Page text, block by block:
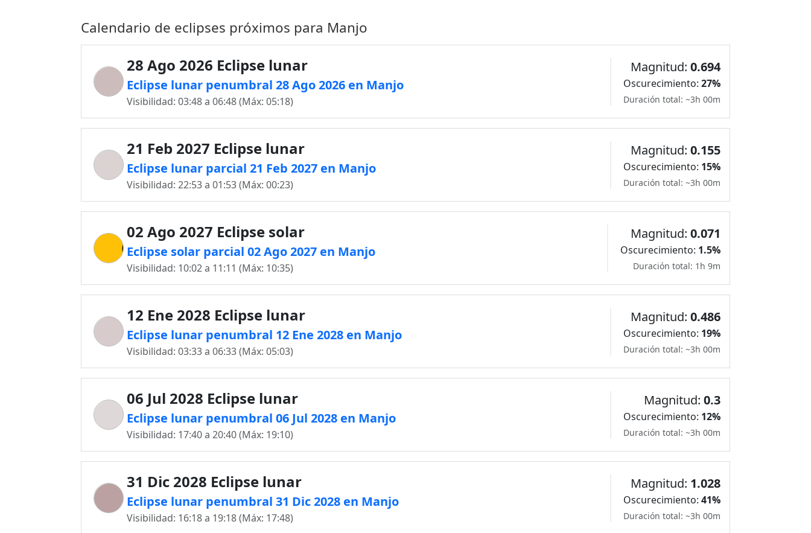
Calendario de eclipses próximos para Manjo
28 Ago 2026 Eclipse lunar
Eclipse lunar penumbral 28 Ago 2026 en Manjo
Visibilidad: 03:48 a 06:48 (Máx: 05:18)
Magnitud: 0.694
Oscurecimiento: 27%
Duración total: ~3h 00m
21 Feb 2027 Eclipse lunar
Eclipse lunar parcial 21 Feb 2027 en Manjo
Visibilidad: 22:53 a 01:53 (Máx: 00:23)
Magnitud: 0.155
Oscurecimiento: 15%
Duración total: ~3h 00m
02 Ago 2027 Eclipse solar
Eclipse solar parcial 02 Ago 2027 en Manjo
Visibilidad: 10:02 a 11:11 (Máx: 10:35)
Magnitud: 0.071
Oscurecimiento: 1.5%
Duración total: 1h 9m
12 Ene 2028 Eclipse lunar
Eclipse lunar penumbral 12 Ene 2028 en Manjo
Visibilidad: 03:33 a 06:33 (Máx: 05:03)
Magnitud: 0.486
Oscurecimiento: 19%
Duración total: ~3h 00m
06 Jul 2028 Eclipse lunar
Eclipse lunar penumbral 06 Jul 2028 en Manjo
Visibilidad: 17:40 a 20:40 (Máx: 19:10)
Magnitud: 0.3
Oscurecimiento: 12%
Duración total: ~3h 00m
31 Dic 2028 Eclipse lunar
Eclipse lunar penumbral 31 Dic 2028 en Manjo
Visibilidad: 16:18 a 19:18 (Máx: 17:48)
Magnitud: 1.028
Oscurecimiento: 41%
Duración total: ~3h 00m